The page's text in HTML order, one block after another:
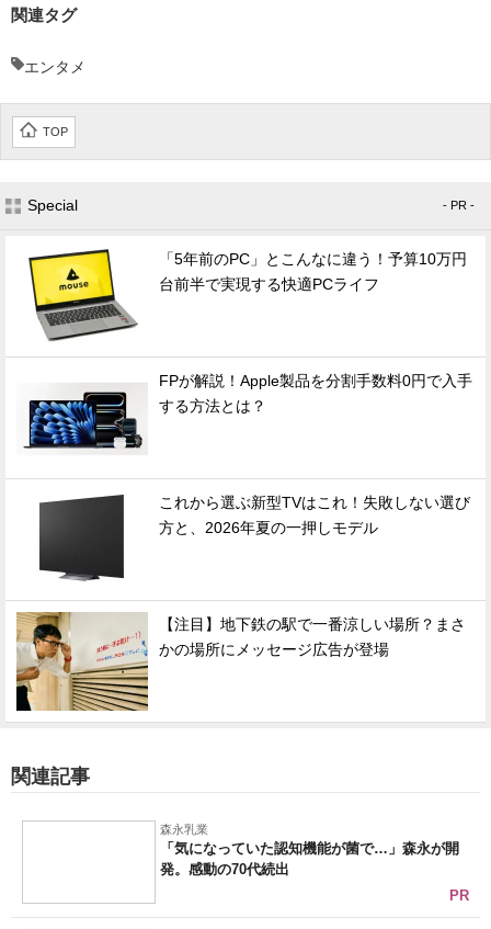
関連タグ
エンタメ
TOP
Special - PR -
「5年前のPC」とこんなに違う！予算10万円
台前半で実現する快適PCライフ
FPが解説！Apple製品を分割手数料0円で入手
する方法とは？
これから選ぶ新型TVはこれ！失敗しない選び
方と、2026年夏の一押しモデル
【注目】地下鉄の駅で一番涼しい場所？まさ
かの場所にメッセージ広告が登場
関連記事
森永乳業
「気になっていた認知機能が菌で…」森永が開
発。感動の70代続出
PR